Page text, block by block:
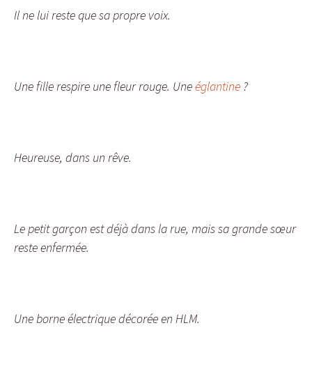
Il ne lui reste que sa propre voix.
Une fille respire une fleur rouge. Uneéglantine ?
Heureuse, dans un rêve.
Le petit garçon est déjà dans la rue, mais sa grande sœur
reste enfermée.
Une borne électrique décorée en HLM.